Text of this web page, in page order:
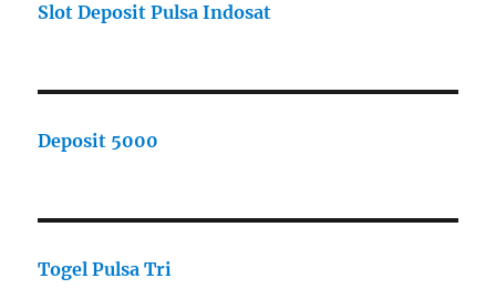
Slot Deposit Pulsa Indosat
Deposit 5000
Togel Pulsa Tri